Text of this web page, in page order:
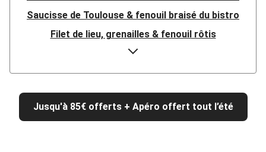
Saucisse de Toulouse & fenouil braisé du bistro
Filet de lieu, grenailles & fenouil rôtis
La Viking : saumon fumé, fenouil & ricotta
Poulet Label Rouge façon chich taouk & fenouil
Poulet façon chich taouk, labneh & fenouil
La Viking : saumon fumé, fenouil & ricotta
Jusqu'à 85€ offerts + Apéro offert tout l’été